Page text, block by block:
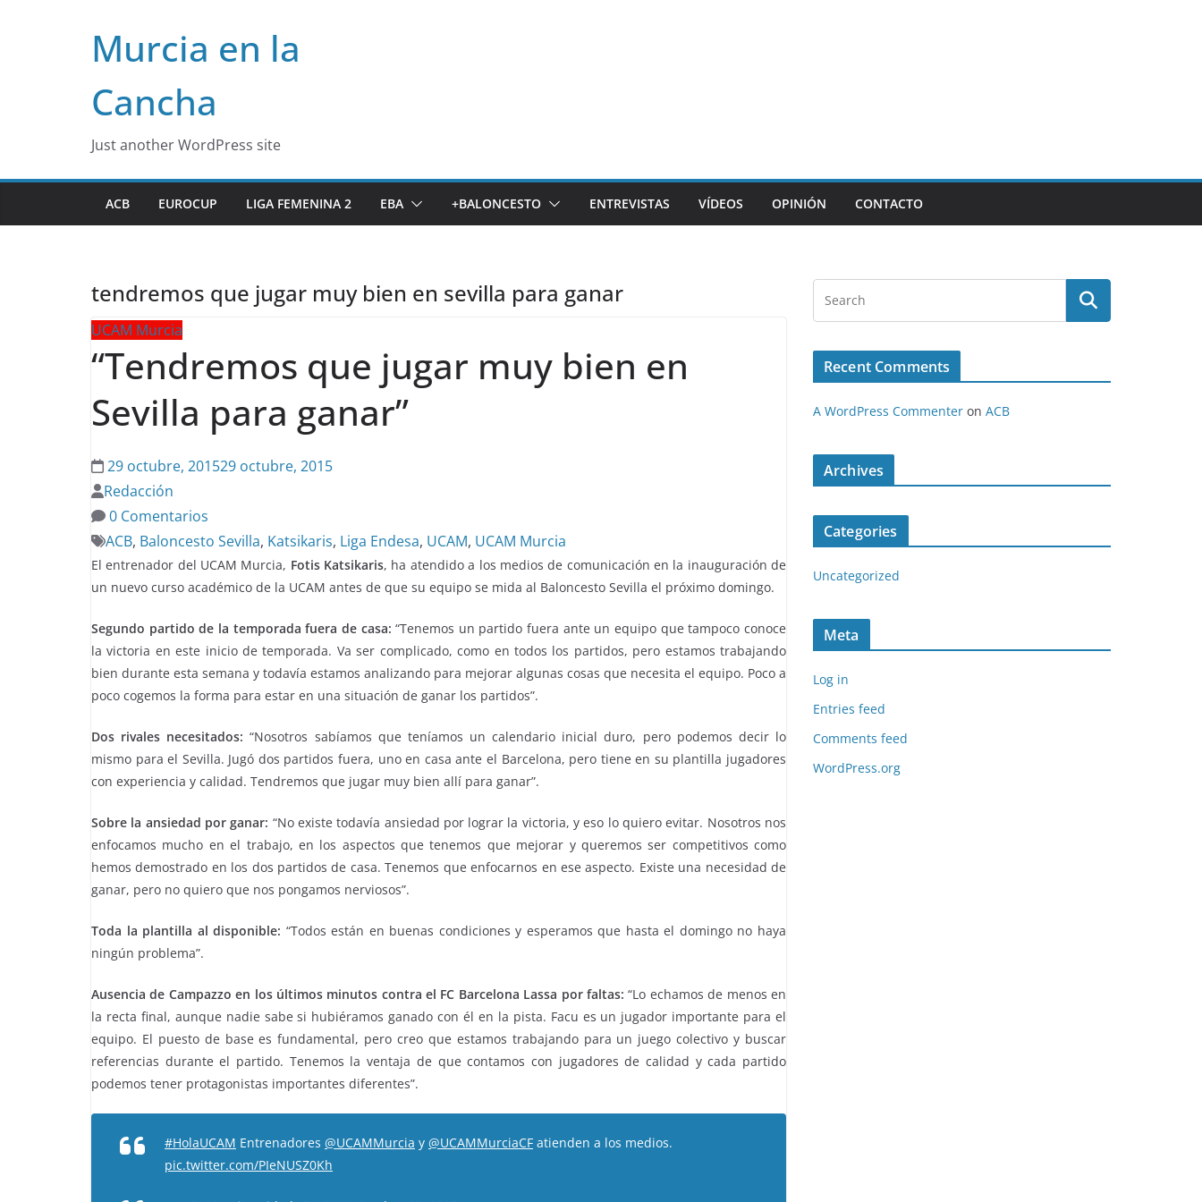
Murcia en la
Cancha
Just another WordPress site
ACB EUROCUP LIGA FEMENINA 2 EBA +BALONCESTO ENTREVISTAS VÍDEOS OPINIÓN CONTACTO
tendremos que jugar muy bien en sevilla para ganar
UCAM Murcia
“Tendremos que jugar muy bien en
Sevilla para ganar”
29 octubre, 201529 octubre, 2015
Redacción
0 Comentarios
ACB, Baloncesto Sevilla, Katsikaris, Liga Endesa, UCAM, UCAM Murcia
El entrenador del UCAM Murcia, Fotis Katsikaris, ha atendido a los medios de comunicación en la inauguración de
un nuevo curso académico de la UCAM antes de que su equipo se mida al Baloncesto Sevilla el próximo domingo.
Segundo partido de la temporada fuera de casa: “Tenemos un partido fuera ante un equipo que tampoco conoce
la victoria en este inicio de temporada. Va ser complicado, como en todos los partidos, pero estamos trabajando
bien durante esta semana y todavía estamos analizando para mejorar algunas cosas que necesita el equipo. Poco a
poco cogemos la forma para estar en una situación de ganar los partidos”.
Dos rivales necesitados: “Nosotros sabíamos que teníamos un calendario inicial duro, pero podemos decir lo
mismo para el Sevilla. Jugó dos partidos fuera, uno en casa ante el Barcelona, pero tiene en su plantilla jugadores
con experiencia y calidad. Tendremos que jugar muy bien allí para ganar”.
Sobre la ansiedad por ganar: “No existe todavía ansiedad por lograr la victoria, y eso lo quiero evitar. Nosotros nos
enfocamos mucho en el trabajo, en los aspectos que tenemos que mejorar y queremos ser competitivos como
hemos demostrado en los dos partidos de casa. Tenemos que enfocarnos en ese aspecto. Existe una necesidad de
ganar, pero no quiero que nos pongamos nerviosos”.
Toda la plantilla al disponible: “Todos están en buenas condiciones y esperamos que hasta el domingo no haya
ningún problema”.
Ausencia de Campazzo en los últimos minutos contra el FC Barcelona Lassa por faltas: “Lo echamos de menos en
la recta final, aunque nadie sabe si hubiéramos ganado con él en la pista. Facu es un jugador importante para el
equipo. El puesto de base es fundamental, pero creo que estamos trabajando para un juego colectivo y buscar
referencias durante el partido. Tenemos la ventaja de que contamos con jugadores de calidad y cada partido
podemos tener protagonistas importantes diferentes”.
#HolaUCAM Entrenadores @UCAMMurcia y @UCAMMurciaCF atienden a los medios.
pic.twitter.com/PIeNUSZ0Kh
Recent Comments
A WordPress Commenter on ACB
Archives
Categories
Uncategorized
Meta
Log in
Entries feed
Comments feed
WordPress.org